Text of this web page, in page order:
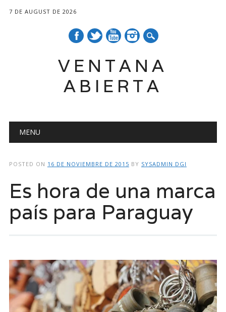
7 DE AUGUST DE 2026
VENTANA
ABIERTA
Main menu
MENU
POSTED ON 16 DE NOVIEMBRE DE 2015 BY SYSADMIN DGI
Es hora de una marca
país para Paraguay